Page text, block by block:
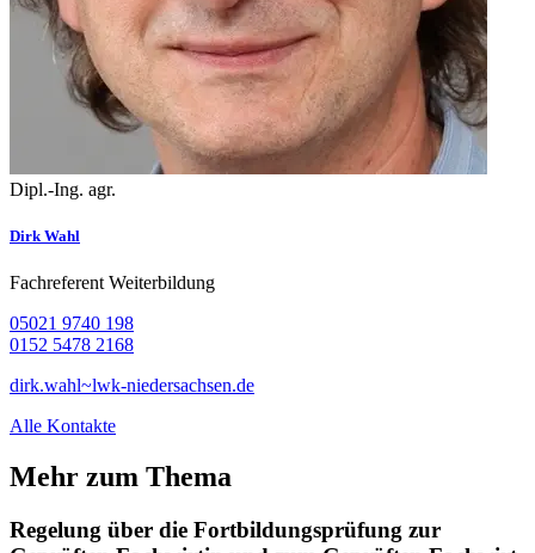
Dipl.-Ing. agr.
Dirk Wahl
Fachreferent Weiterbildung
05021 9740 198
0152 5478 2168
dirk.wahl~lwk-niedersachsen.de
Alle Kontakte
Mehr zum Thema
Regelung über die Fortbildungsprüfung zur